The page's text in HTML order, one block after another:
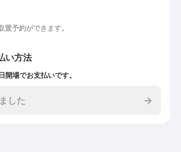
予約ができます。
い方法
開場でお支払いです。
した